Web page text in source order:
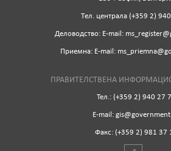
Tел. централа (+359 2)
Деловодство: Е-mail:
Приемна: Е-mail:
ПРАВИТЕЛСТВЕНА
Тел.: (+359 2) 940 27
Е-mail:
Факс: (+359 2) 981 37